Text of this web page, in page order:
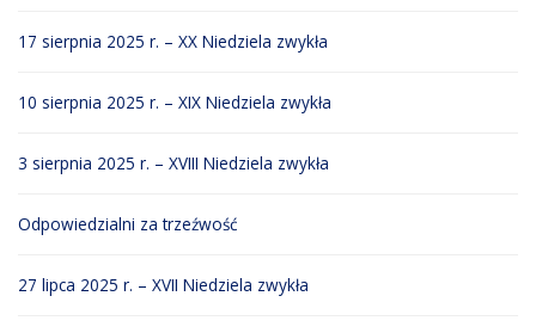
17 sierpnia 2025 r. – XX Niedziela zwykła
10 sierpnia 2025 r. – XIX Niedziela zwykła
3 sierpnia 2025 r. – XVIII Niedziela zwykła
Odpowiedzialni za trzeźwość
27 lipca 2025 r. – XVII Niedziela zwykła